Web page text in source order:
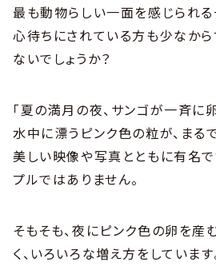
最も動物らしい一面を感じられる
心待ちにされている方も少なから
ないでしょうか？
「夏の満月の夜、サンゴが一斉に
水中に漂うピンク色の粒が、まる
美しい映像や写真とともに有名で
プルではありません。
そもそも、夜にピンク色の卵を産
く、いろいろな増え方をしています